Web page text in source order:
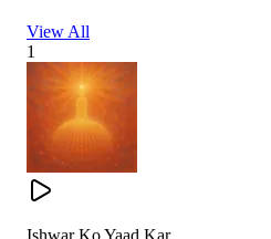
बजता तेरा गीत निरंतर
सांसों की तारों में हर पल
बजता तेरा गीत निरंतर
मेरे अनहद नाद की धुन अब
गूंजे हर पल मन के भीतर
View All
1
Ishwar Ko Yaad Kar